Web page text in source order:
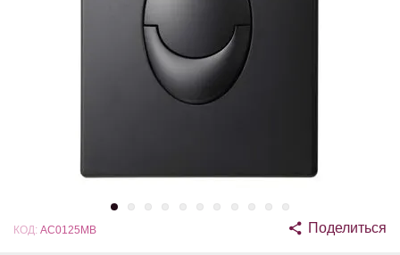
КОД: AC0125MB Поделиться